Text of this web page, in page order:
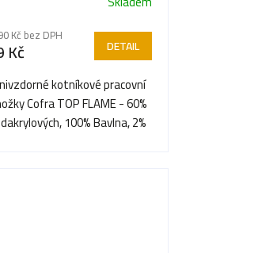
Kč bez DPH
Kč DETAIL
kotníkové pracovní
Cofra TOP FLAME - 60%
100% Bavlna, 2%